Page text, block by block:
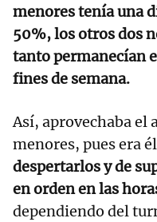
menores tenía una
50%, los otros dos
tanto permanecían
fines de semana.
Así, aprovechaba el
menores, pues era él
despertarlos y de
en orden en las
dependiendo del